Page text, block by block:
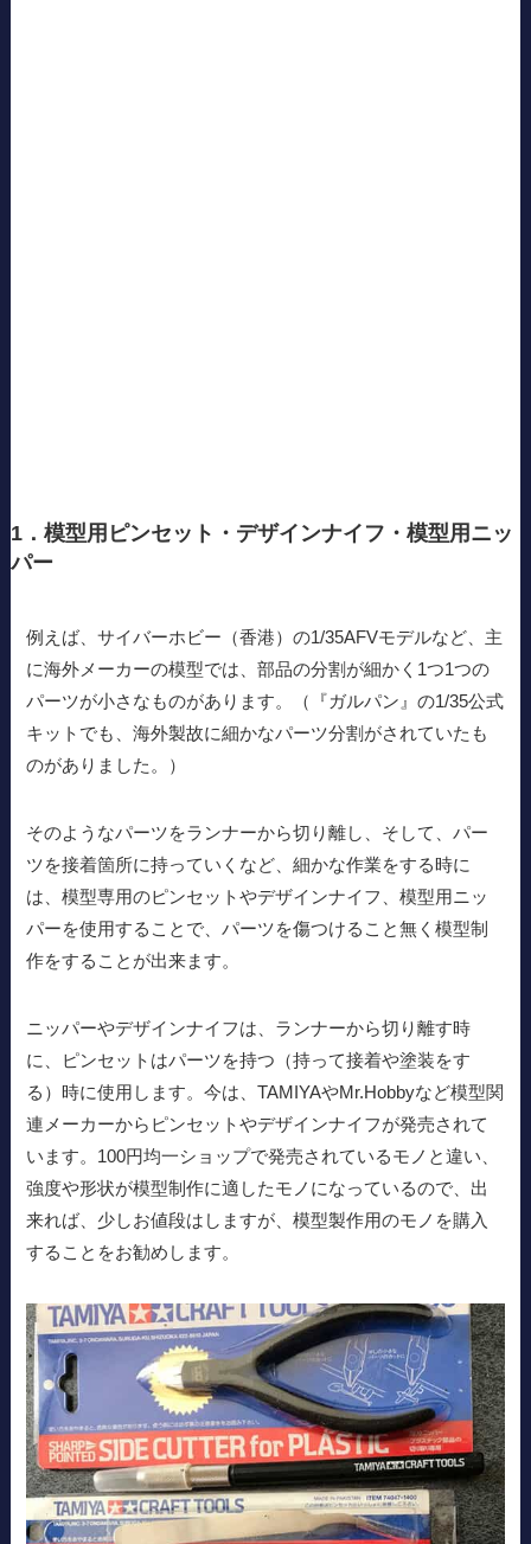
1．模型用ピンセット・デザインナイフ・模型用ニッ
パー
例えば、サイバーホビー（香港）の1/35AFVモデルなど、主
に海外メーカーの模型では、部品の分割が細かく1つ1つの
パーツが小さなものがあります。（『ガルパン』の1/35公式
キットでも、海外製故に細かなパーツ分割がされていたも
のがありました。）
そのようなパーツをランナーから切り離し、そして、パー
ツを接着箇所に持っていくなど、細かな作業をする時に
は、模型専用のピンセットやデザインナイフ、模型用ニッ
パーを使用することで、パーツを傷つけること無く模型制
作をすることが出来ます。
ニッパーやデザインナイフは、ランナーから切り離す時
に、ピンセットはパーツを持つ（持って接着や塗装をす
る）時に使用します。今は、TAMIYAやMr.Hobbyなど模型関
連メーカーからピンセットやデザインナイフが発売されて
います。100円均一ショップで発売されているモノと違い、
強度や形状が模型制作に適したモノになっているので、出
来れば、少しお値段はしますが、模型製作用のモノを購入
することをお勧めします。